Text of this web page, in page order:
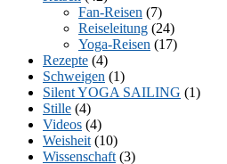
Fan-Reisen (7)
Reiseleitung (24)
Yoga-Reisen (17)
Rezepte (4)
Schweigen (1)
Silent YOGA SAILING (1)
Stille (4)
Videos (4)
Weisheit (10)
Wissenschaft (3)